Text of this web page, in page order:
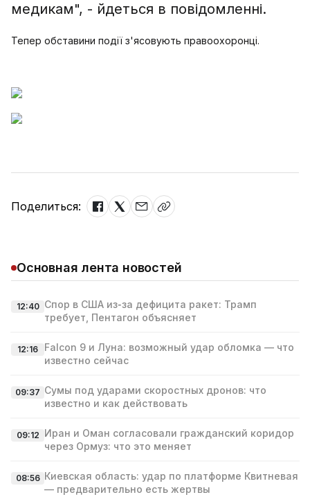
медикам", - йдеться в повідомленні.
Тепер обставини події з'ясовують правоохоронці.
Поделиться:
Основная лента новостей
12:40 Спор в США из‑за дефицита ракет: Трамп
требует, Пентагон объясняет
12:16
Falcon 9 и Луна: возможный удар обломка — что
известно сейчас
09:37 Сумы под ударами скоростных дронов: что
известно и как действовать
09:12 Иран и Оман согласовали гражданский коридор
через Ормуз: что это меняет
08:56 Киевская область: удар по платформе Квитневая
— предварительно есть жертвы